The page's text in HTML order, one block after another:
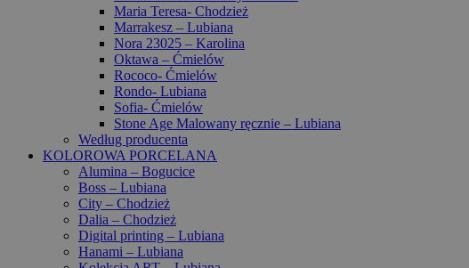
Maria Teresa- Chodzież
Marrakesz – Lubiana
Nora 23025 – Karolina
Oktawa – Ćmielów
Rococo- Ćmielów
Rondo- Lubiana
Sofia- Ćmielów
Stone Age Malowany ręcznie – Lubiana
Według producenta
KOLOROWA PORCELANA
Alumina – Bogucice
Boss – Lubiana
City – Chodzież
Dalia – Chodzież
Digital printing – Lubiana
Hanami – Lubiana